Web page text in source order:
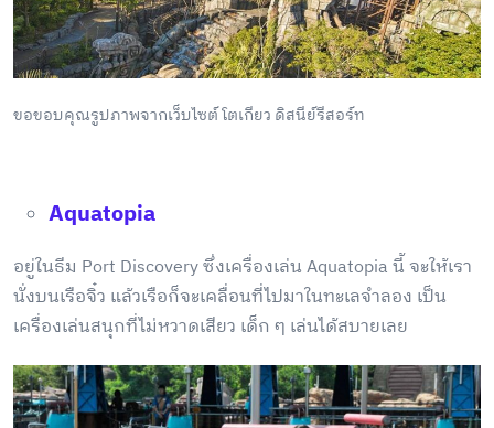
ขอขอบคุณรูปภาพจากเว็บไซต์ โตเกียว ดิสนีย์รีสอร์ท
Aquatopia
อยู่ในธีม Port Discovery ซึ่งเครื่องเล่น Aquatopia นี้ จะให้เรา
นั่งบนเรือจิ๋ว แล้วเรือก็จะเคลื่อนที่ไปมาในทะเลจำลอง เป็น
เครื่องเล่นสนุกที่ไม่หวาดเสียว เด็ก ๆ เล่นได้สบายเลย